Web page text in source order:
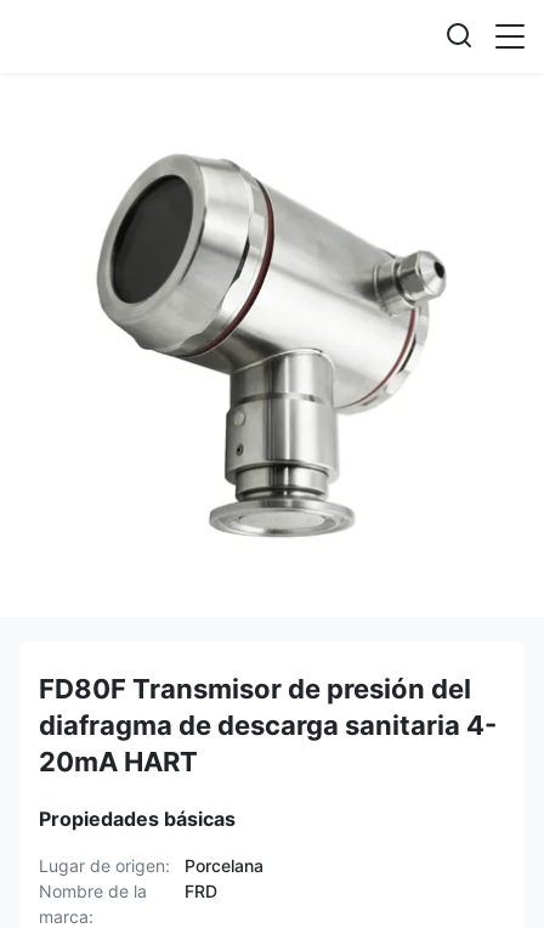
FD80F Transmisor de presión del
diafragma de descarga sanitaria 4-
20mA HART
Propiedades básicas
Lugar de origen:
Porcelana
Nombre de la
marca:
FRD